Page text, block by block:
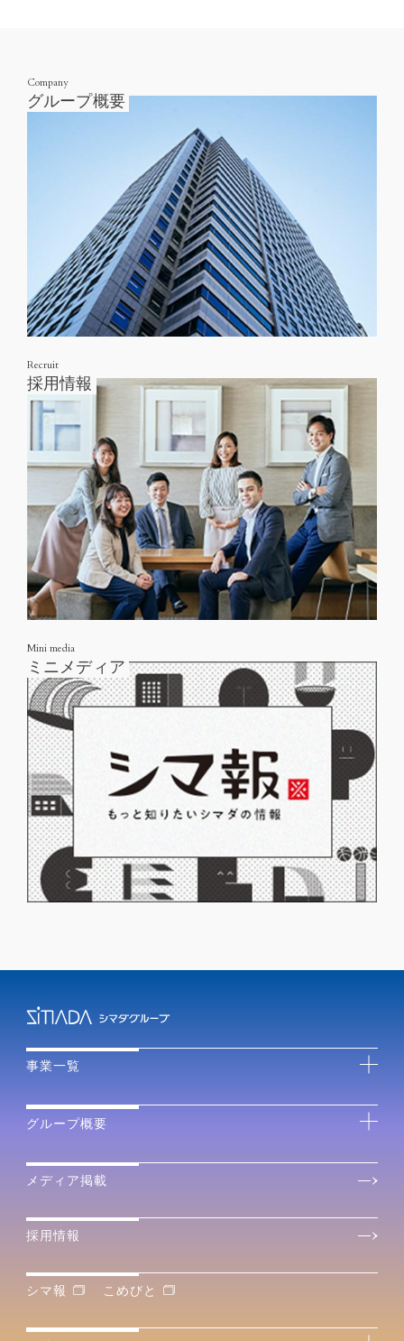
Company
グループ概要
Recruit
採用情報
Mini media
ミニメディア
事業一覧
グループ概要
メディア掲載
採用情報
シマ報 こめびと